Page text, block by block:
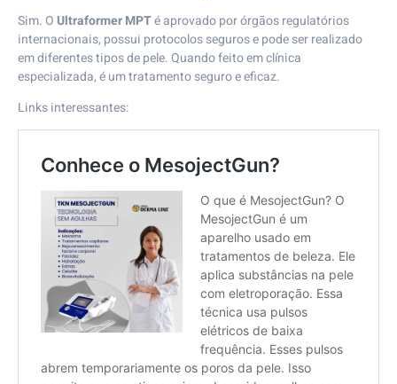
Sim. OUltraformer MPTé aprovado por órgãos regulatórios
internacionais, possui protocolos seguros e pode ser realizado
em diferentes tipos de pele. Quando feito em clínica
especializada, é um tratamento seguro e eficaz.
Links interessantes: